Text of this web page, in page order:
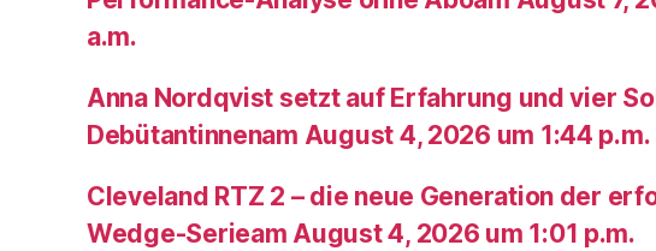
a.m.
Anna Nordqvist setzt auf Erfahrung und vier
Debütantinnenam August 4, 2026 um 1:44 p.m.
Cleveland RTZ 2 – die neue Generation der
Wedge-Serieam August 4, 2026 um 1:01 p.m.